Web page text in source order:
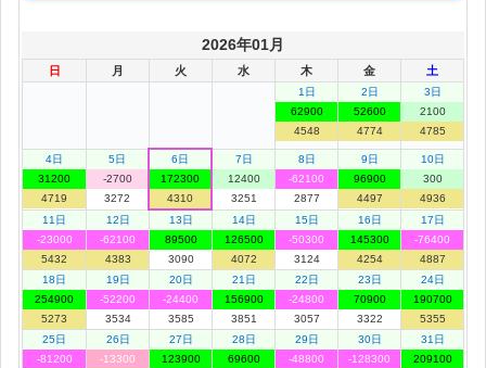
2026年01月
日 月 火 水 木 金 土
1日
62900
4548
2日
52600
4774
3日
2100
4785
4日
31200
4719
5日
-2700
3272
6日
172300
4310
7日
12400
3251
8日
-62100
2877
9日
96900
4497
10日
300
4936
11日
-23000
5432
12日
-62100
4383
13日
89500
3090
14日
126500
4072
15日
-50300
3124
16日
145300
4254
17日
-76400
4887
18日
254900
5273
19日
-52200
3534
20日
-24400
3585
21日
156900
3851
22日
-24800
3057
23日
70900
3322
24日
190700
5355
25日
-81200
26日
-13300
27日
123900
28日
69600
29日
-48800
30日
-128300
31日
209100